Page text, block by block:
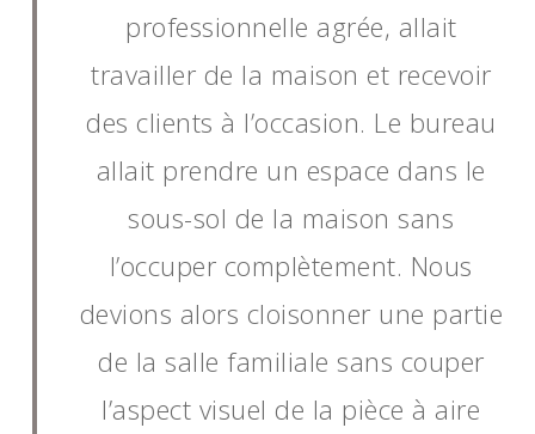
professionnelle agrée, allait
travailler de la maison et recevoir
des clients à l’occasion. Le bureau
allait prendre un espace dans le
sous-sol de la maison sans
l’occuper complètement. Nous
devions alors cloisonner une partie
de la salle familiale sans couper
l’aspect visuel de la pièce à aire